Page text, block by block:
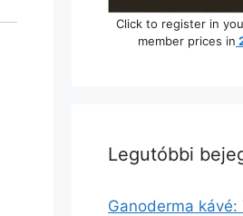
Click to register in
member prices in
Legutóbbi
Ganoderma kávé: